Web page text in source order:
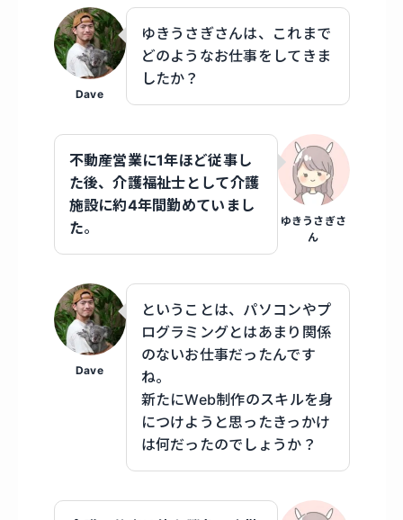
Dave
ゆきうさぎさんは、これまで
どのようなお仕事をしてきま
したか？
ゆきうさぎさ
ん
不動産営業に1年ほど従事し
た後、介護福祉士として介護
施設に約4年間勤めていまし
た。
Dave
ということは、パソコンやプ
ログラミングとはあまり関係
のないお仕事だったんです
ね。
新たにWeb制作のスキルを身
につけようと思ったきっかけ
は何だったのでしょうか？